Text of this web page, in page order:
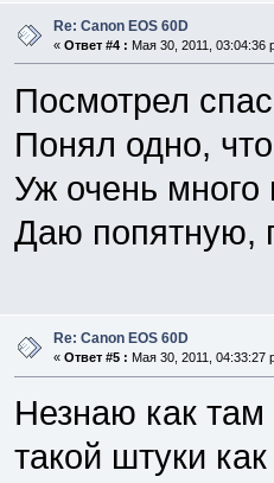
Re: Canon EOS 60D
« Ответ #4 : Мая 30, 2011, 03:04:36
Посмотрел
Понял одно,
Уж очень
Даю попятную,
Re: Canon EOS 60D
« Ответ #5 : Мая 30, 2011, 04:33:27
Незнаю как
такой штуки